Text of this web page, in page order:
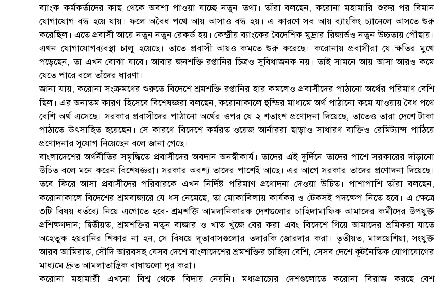
ব্যাংক কর্মকর্তাদের কাছ থেকে অবশ্য পাওয়া যাচ্ছে নতুন তথ্য। তাঁরা বলছেন, করোনা মহামারি শুরুর পর বিমান
যোগাযোগ বন্ধ হয়ে যায়। ফলে অবৈধ পথে আয় আসাও বন্ধ হয়। এ কারণে সব আয় ব্যাংকিং চ্যানেলে আসতে শুরু
করেছিল। এতে প্রবাসী আয়ে নতুন নতুন রেকর্ড হয়। কেন্দ্রীয় ব্যাংকের বৈদেশিক মুদ্রার রিজার্ভও নতুন উচ্চতায় পৌঁছায়।
এখন যোগাযোগব্যবস্থা চালু হয়েছে। তাতে প্রবাসী আয়ও কমতে শুরু করেছে। করোনায় প্রবাসীরা যে ক্ষতির মুখে
পড়েছেন, তা এখন বোঝা যাবে। আবার জনশক্তি রপ্তানির চিত্রও সুবিধাজনক নয়। তাই সামনে আয় আসা আরও কমে
যেতে পারে বলে তাঁদের ধারণা।
জানা যায়, করোনা সংক্রমণের শুরুতে বিদেশে শ্রমশক্তি রপ্তানির হার কমলেও প্রবাসীদের পাঠানো অর্থের পরিমাণ বেশি
ছিল। এর অন্যতম কারণ হিসেবে বিশেষজ্ঞরা বলছেন, করোনাকালে হুন্ডির মাধ্যমে অর্থ পাঠানো কমে যাওয়ায় বৈধ পথে
বেশি অর্থ এসেছে। সরকার প্রবাসীদের পাঠানো অর্থের ওপর যে ২ শতাংশ প্রণোদনা দিয়েছে, তাতেও তারা দেশে টাকা
পাঠাতে উৎসাহিত হয়েছেন। সে কারণে বিদেশে কর্মরত ওয়েজ আর্নাররা ছাড়াও সাধারণ ব্যক্তিও রেমিট্যান্স পাঠিয়ে
প্রণোদনার সুযোগ নিয়েছেন বলে জানা গেছে।
বাংলাদেশের অর্থনীতির সমৃদ্ধিতে প্রবাসীদের অবদান অনস্বীকার্য। তাদের এই দুর্দিনে তাদের পাশে সরকারের দাঁড়ানো
উচিত বলে মনে করেন বিশেষজ্ঞরা। সরকার অবশ্য তাদের পাশেই আছে। এর আগে সরকার তাদের প্রণোদনা দিয়েছে।
তবে ফিরে আসা প্রবাসীদের পরিবারকে এখন নির্দিষ্ট পরিমাণ প্রণোদনা দেওয়া উচিত। পাশাপাশি তাঁরা বলছেন,
করোনাকালে বিদেশের শ্রমবাজারে যে ধস নেমেছে, তা মোকাবিলায় কার্যকর ও টেকসই পদক্ষেপ নিতে হবে। এ ক্ষেত্রে
৩টি বিষয় ধর্তব্যে নিয়ে এগোতে হবে- শ্রমশক্তি আমদানিকারক দেশগুলোর চাহিদামাফিক আমাদের কর্মীদের উপযুক্ত
প্রশিক্ষণদান; দ্বিতীয়ত, শ্রমশক্তির নতুন বাজার ও খাত খুঁজে বের করা এবং বিদেশে গিয়ে আমাদের শ্রমিকরা যাতে
অহেতুক হয়রানির শিকার না হন, সে বিষয়ে দূতাবাসগুলোর তদারকি জোরদার করা। তৃতীয়ত, মালয়েশিয়া, সংযুক্ত
আরব আমিরাত, সৌদি আরবসহ যেসব দেশে বাংলাদেশের শ্রমশক্তির চাহিদা বেশি, সেসব দেশে কূটনৈতিক যোগাযোগের
মাধ্যমে দ্রুত আমলাতান্ত্রিক বাধাগুলো দূর করা।
করোনা মহামারী এখনো বিশ্ব থেকে বিদায় নেয়নি। মধ্যপ্রাচ্যের দেশগুলোতে করোনা বিরাজ করছে বেশ